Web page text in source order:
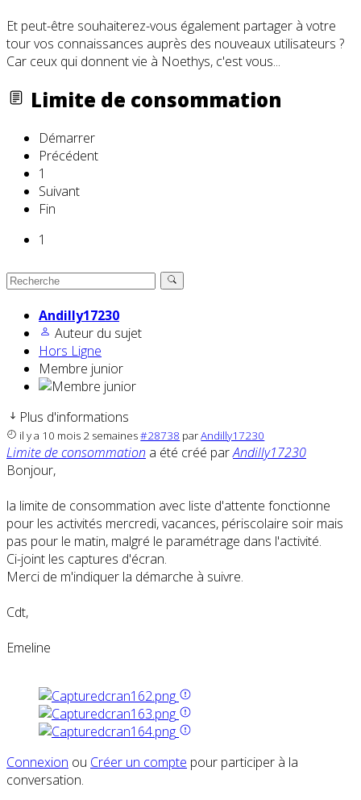
Et peut-être souhaiterez-vous également partager à votre
tour vos connaissances auprès des nouveaux utilisateurs ?
Car ceux qui donnent vie à Noethys, c'est vous...
Limite de consommation
Démarrer
Précédent
1
Suivant
Fin
1
Andilly17230
Auteur du sujet
Hors Ligne
Membre junior
Plus d'informations
il y a 10 mois 2 semaines#28738 parAndilly17230
Limite de consommation a été créé parAndilly17230
Bonjour,
la limite de consommation avec liste d'attente fonctionne
pour les activités mercredi, vacances, périscolaire soir mais
pas pour le matin, malgré le paramétrage dans l'activité.
Ci-joint les captures d'écran.
Merci de m'indiquer la démarche à suivre.
Cdt,
Emeline
Connexion ou Créer un compte pour participer à la
conversation.